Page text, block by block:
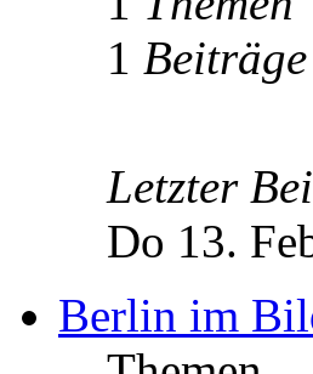
1 Beiträge
Letzter
Do 13.
Berlin im